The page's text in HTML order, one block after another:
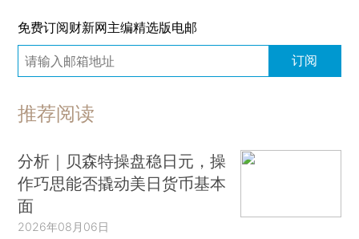
免费订阅财新网主编精选版电邮
订阅
推荐阅读
分析｜贝森特操盘稳日元，操
作巧思能否撬动美日货币基本
面
2026年08月06日